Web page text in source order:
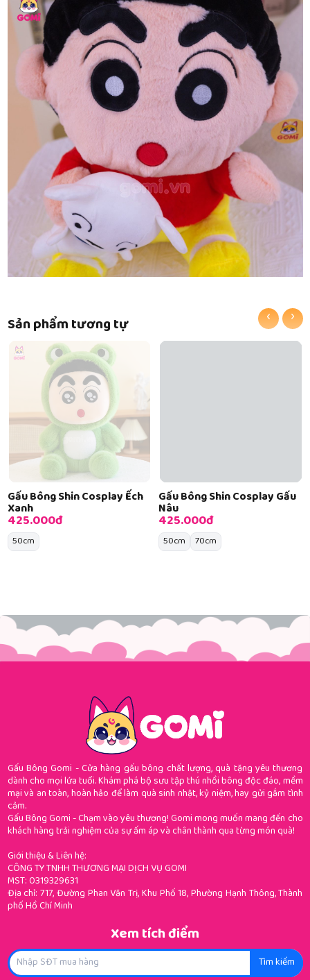
Sản phẩm tương tự
Gấu Bông Shin Cosplay Ếch
Xanh
425.000đ
50cm
Gấu Bông Shin Cosplay Gấu
Nâu
425.000đ
50cm 70cm
‹ ›
Gấu Bông Gomi - Cửa hàng gấu bông chất lượng, quà tặng yêu thương
dành cho mọi lứa tuổi. Khám phá bộ sưu tập thú nhồi bông độc đáo, mềm
mại và an toàn, hoàn hảo để làm quà sinh nhật, kỷ niệm, hay gửi gắm tình
cảm.
Gấu Bông Gomi - Chạm vào yêu thương! Gomi mong muốn mang đến cho
khách hàng trải nghiệm của sự ấm áp và chân thành qua từng món quà!
Giới thiệu & Liên hệ:
CÔNG TY TNHH THƯƠNG MẠI DỊCH VỤ GOMI
MST: 0319329631
Địa chỉ: 717, Đường Phan Văn Trị, Khu Phố 18, Phường Hạnh Thông, Thành
phố Hồ Chí Minh
Xem tích điểm
Tìm kiếm